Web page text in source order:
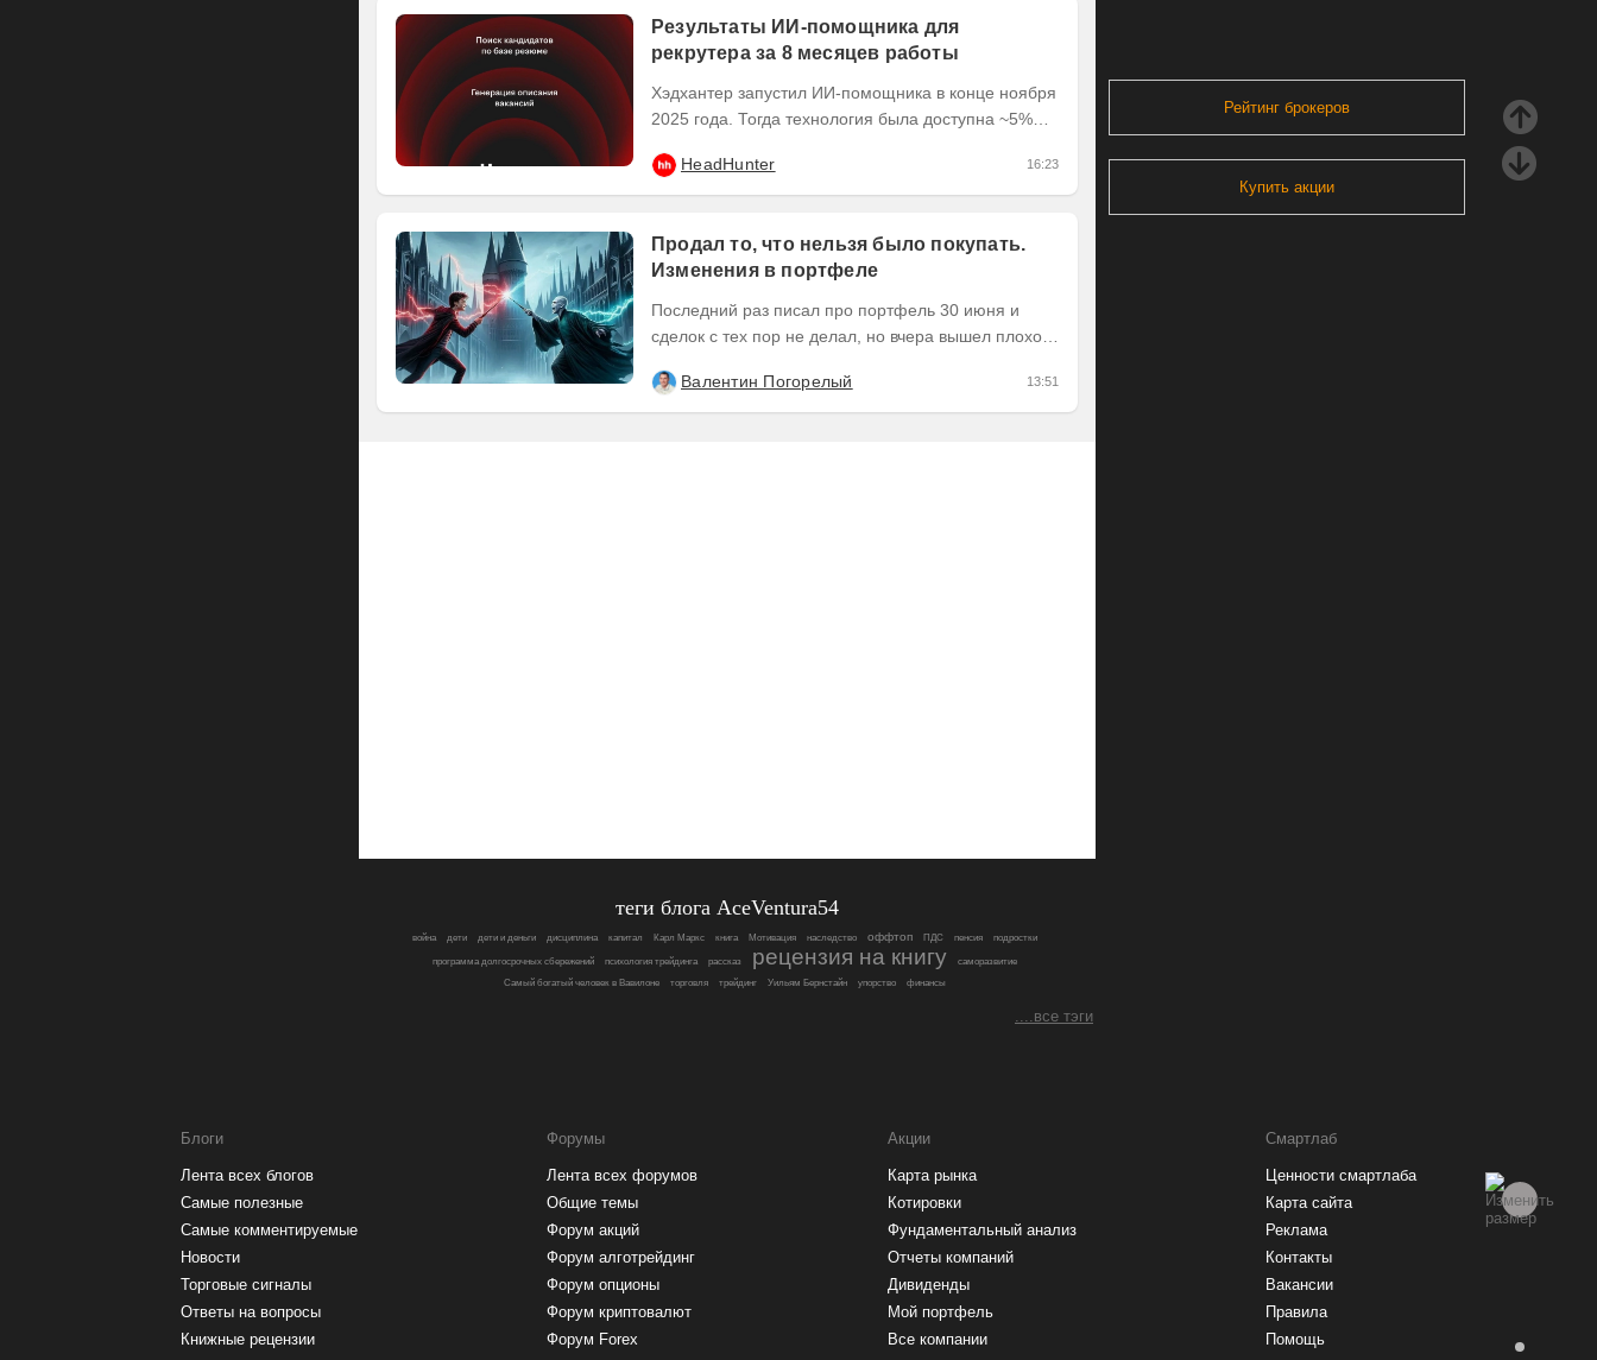
Результаты ИИ-помощника для
рекрутера за 8 месяцев работы
Хэдхантер запустил ИИ-помощника в конце ноября
2025 года. Тогда технология была доступна ~5%
2026...HeadHunter 16:23
Продал то, что нельзя было покупать.
Изменения в портфеле
Последний раз писал про портфель 30 июня и
сделок с тех пор не делал, но вчера вышел плохой
Валентин Погорелый
13:51
Рейтинг брокеров
Купить акции
теги блога AceVentura54
война дети дети и деньги дисциплина капитал Карл Маркс книга Мотивация наследство оффтоп ПДС пенсия подростки
программа долгосрочных сбережений психология трейдинга рассказ рецензия на книгу
саморазвитие
Самый богатый человек в Вавилоне
торговля трейдинг Уильям Бернстайн упорство финансы
....все тэги
Блоги
Лента всех блогов
Самые полезные
Самые комментируемые
Новости
Торговые сигналы
Ответы на вопросы
Книжные рецензии
Форумы
Лента всех форумов
Общие темы
Форум акций
Форум алготрейдинг
Форум опционы
Форум криптовалют
Форум Forex
Акции
Карта рынка
Котировки
Фундаментальный анализ
Отчеты компаний
Дивиденды
Мой портфель
Все компании
Смартлаб
Ценности смартлаба
Карта сайта
Реклама
Контакты
Вакансии
Правила
Помощь